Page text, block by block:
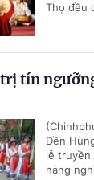
Thọ đều
tín
Đền
lễ truyền
hàng